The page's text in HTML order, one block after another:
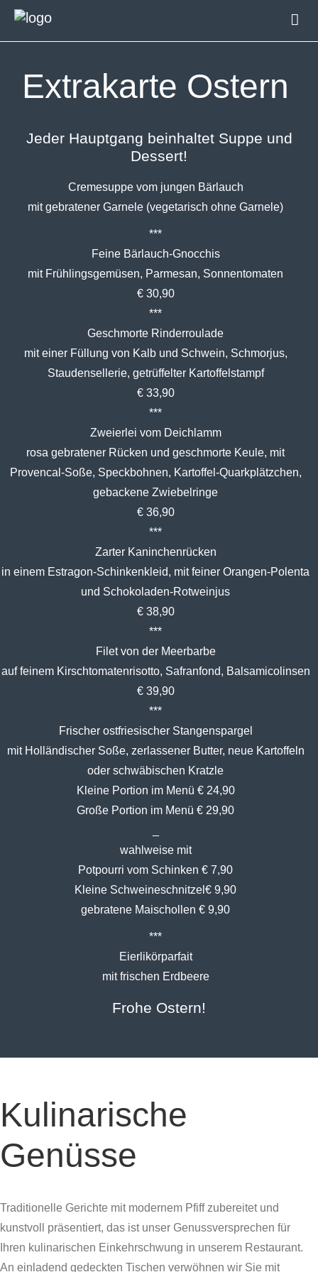
Resort
Essen
Tagen
Aktiv sein
Extrakarte Ostern
Jeder Hauptgang beinhaltet Suppe und
Dessert!
Cremesuppe vom jungen Bärlauch
mit gebratener Garnele (vegetarisch ohne Garnele)
***
Feine Bärlauch-Gnocchis
mit Frühlingsgemüsen, Parmesan, Sonnentomaten
€ 30,90
***
Geschmorte Rinderroulade
mit einer Füllung von Kalb und Schwein, Schmorjus,
Staudensellerie, getrüffelter Kartoffelstampf
€ 33,90
***
Zweierlei vom Deichlamm
rosa gebratener Rücken und geschmorte Keule, mit
Provencal-Soße, Speckbohnen, Kartoffel-Quarkplätzchen,
gebackene Zwiebelringe
€ 36,90
***
Zarter Kaninchenrücken
in einem Estragon-Schinkenkleid, mit feiner Orangen-Polenta
und Schokoladen-Rotweinjus
€ 38,90
***
Filet von der Meerbarbe
auf feinem Kirschtomatenrisotto, Safranfond, Balsamicolinsen
€ 39,90
***
Frischer ostfriesischer Stangenspargel
mit Holländischer Soße, zerlassener Butter, neue Kartoffeln
oder schwäbischen Kratzle
Kleine Portion im Menü € 24,90
Große Portion im Menü € 29,90
wahlweise mit
Potpourri vom Schinken € 7,90
Kleine Schweineschnitzel€ 9,90
gebratene Maischollen € 9,90
***
Eierlikörparfait
mit frischen Erdbeere
Frohe Ostern!
Kulinarische
Genüsse
Traditionelle Gerichte mit modernem Pfiff zubereitet und
kunstvoll präsentiert, das ist unser Genussversprechen für
Ihren kulinarischen Einkehrschwung in unserem Restaurant.
An einladend gedeckten Tischen verwöhnen wir Sie mit